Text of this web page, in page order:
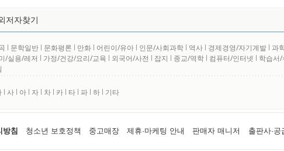
저자찾기
l 문학일반 l 문화평론 l 만화 l 어린이/유아 l 인문/사회과학 l 역사 l 경제경영/자기계발 l 과
/실용/레저 l 가정/건강/요리/교육 l 외국어/사전 l 잡지 l 종교/역학 l 컴퓨터/인터넷 l 학습서/
l 사 l 아 l 자 l 차 l 카 l 타 l 파 l 하 l 기타
방침 청소년 보호정책 중고매장 제휴·마케팅 안내 판매자 매니저 출판사·공